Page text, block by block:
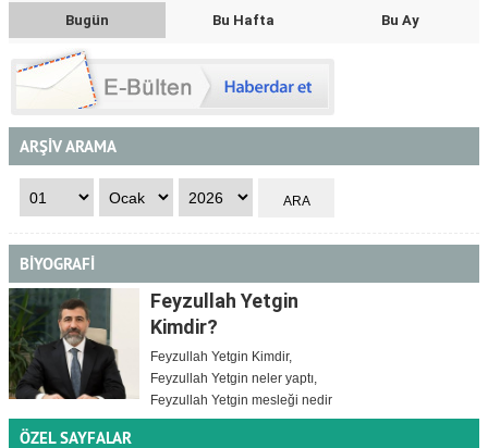
Bugün Bu Hafta Bu Ay
ARŞİV ARAMA
BİYOGRAFİ
Feyzullah Yetgin
Kimdir?
Feyzullah Yetgin Kimdir,
Feyzullah Yetgin neler yaptı,
Feyzullah Yetgin mesleği nedir
ÖZEL SAYFALAR